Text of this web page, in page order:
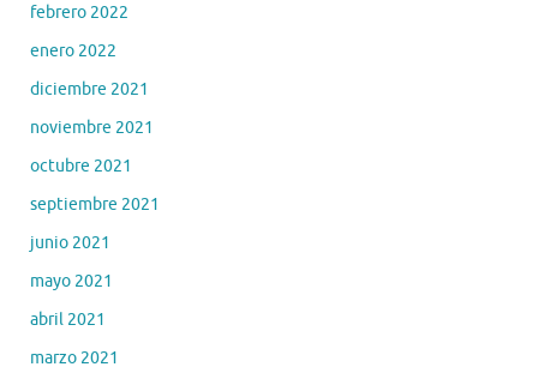
febrero 2022
enero 2022
diciembre 2021
noviembre 2021
octubre 2021
septiembre 2021
junio 2021
mayo 2021
abril 2021
marzo 2021